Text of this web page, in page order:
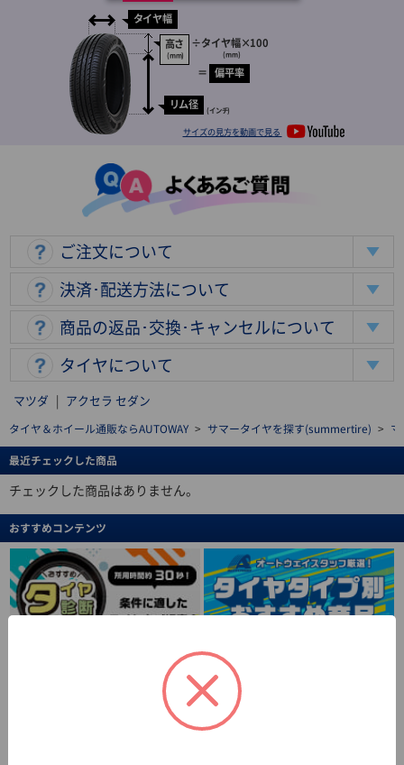
タイヤ幅
高さ
(mm)
÷タイヤ幅
(mm)
×100
＝ 偏平率
リム径 (インチ)
サイズの見方を動画で見る
ご注文について
決済･配送方法について
商品の返品･交換･キャンセルについて
タイヤについて
マツダ | アクセラ セダン
タイヤ＆ホイール通販ならAUTOWAY > サマータイヤを探す(summertire) >
最近チェックした商品
チェックした商品はありません。
おすすめコンテンツ